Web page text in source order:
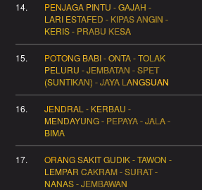
14.
PENJAGA PINTU - GAJAH -
LARI ESTAFED - KIPAS ANGIN -
KERIS - PRABU KESA
15.
POTONG BABI - ONTA - TOLAK
PELURU - JEMBATAN - SPET
(SUNTIKAN) - JAYA LANGSUAN
16.
JENDRAL - KERBAU -
MENDAYUNG - PEPAYA - JALA -
BIMA
17.
ORANG SAKIT GUDIK - TAWON -
LEMPAR CAKRAM - SURAT -
NANAS - JEMBAWAN